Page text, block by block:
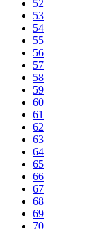
52
53
54
55
56
57
58
59
60
61
62
63
64
65
66
67
68
69
70